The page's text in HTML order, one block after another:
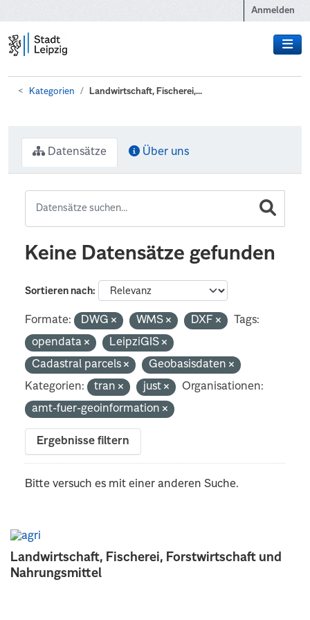
Anmelden
Kategorien Landwirtschaft, Fischerei,...
Landwirtschaft, Fischerei, Forstwirtschaft und
Nahrungsmittel
Datensätze Über uns
Keine Datensätze gefunden
Sortieren nach
Formate: DWG WMS DXF
Tags:
opendata
LeipziGIS
Cadastral parcels
Geobasisdaten
Kategorien:
tran just
Organisationen:
amt-fuer-geoinformation
Ergebnisse filtern
Bitte versuch es mit einer anderen Suche.